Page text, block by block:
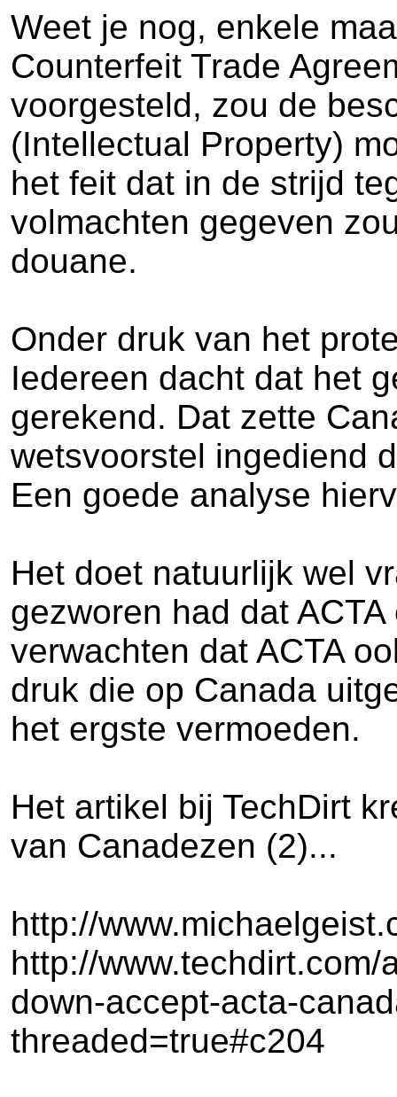
Weet je nog, enkele
Counterfeit Trade
voorgesteld, zou de
(Intellectual Property)
het feit dat in de strijd
volmachten gegeven
douane.
Onder druk van het
Iedereen dacht dat het
gerekend. Dat zette
wetsvoorstel ingediend
Een goede analyse
Het doet natuurlijk wel
gezworen had dat
verwachten dat ACTA
druk die op Canada
het ergste vermoeden.
Het artikel bij TechDirt
van Canadezen (2)...
http://
http://
down-accept-acta-
threaded=true#c204